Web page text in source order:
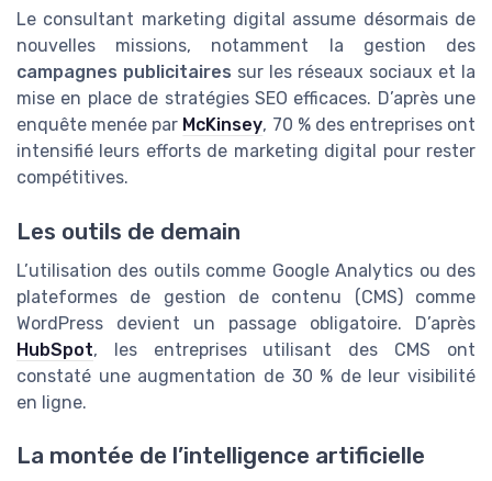
Le consultant marketing digital assume désormais de
nouvelles missions, notamment la gestion des
campagnes publicitaires sur les réseaux sociaux et la
mise en place de stratégies SEO efficaces. D’après une
enquête menée par McKinsey, 70 % des entreprises ont
intensifié leurs efforts de marketing digital pour rester
compétitives.
Les outils de demain
L’utilisation des outils comme Google Analytics ou des
plateformes de gestion de contenu (CMS) comme
WordPress devient un passage obligatoire. D’après
HubSpot, les entreprises utilisant des CMS ont
constaté une augmentation de 30 % de leur visibilité
en ligne.
La montée de l’intelligence artificielle